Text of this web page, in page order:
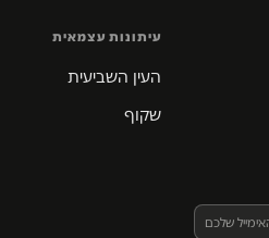
עיתונות עצמאית
העין השביעית
שקוף